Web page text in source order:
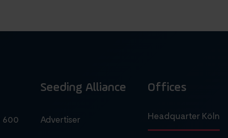
600
Seeding Alliance
Advertiser
Offices
Headquarter Köln